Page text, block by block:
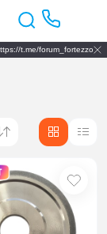
t.me/forum_fortezzo